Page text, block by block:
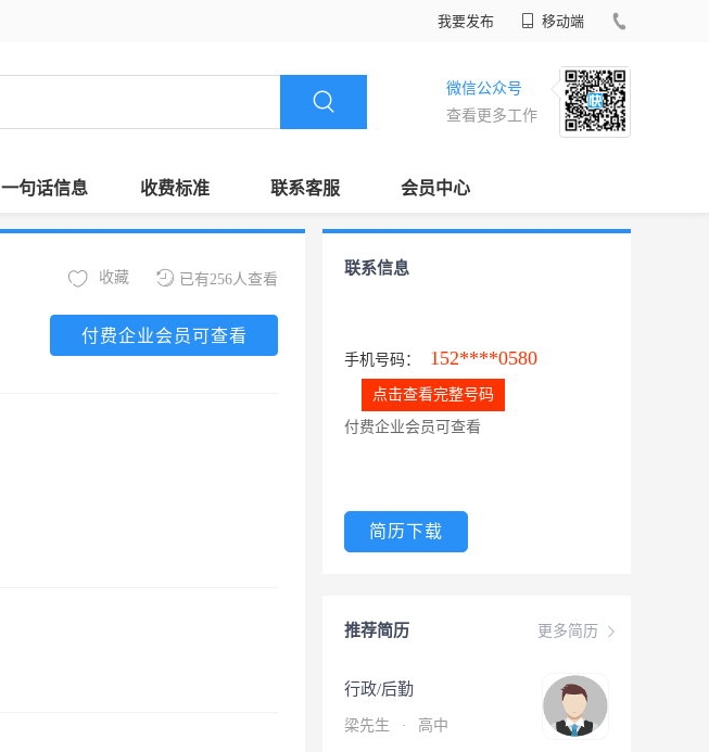
我要发布 移动端
微信公众号
查看更多工作
一句话信息 收费标准 联系客服 会员中心
已有256人查看
收藏
付费企业会员可查看
联系信息
手机号码： 152****0580
点击查看完整号码
付费企业会员可查看
简历下载
更多简历
推荐简历
行政/后勤
梁先生 · 高中